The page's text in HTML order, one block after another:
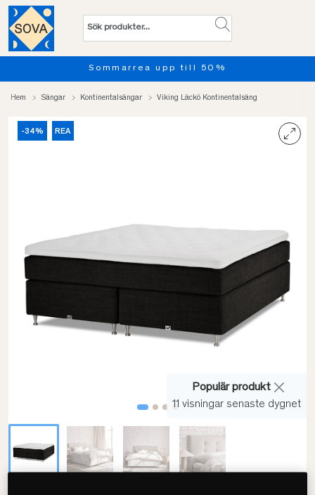
Provsov upp till 100
Hem Sängar Kontinentalsängar Viking Läckö Kontinentalsäng
Populär produkt
11 visningar senaste dygnet
-34% REA